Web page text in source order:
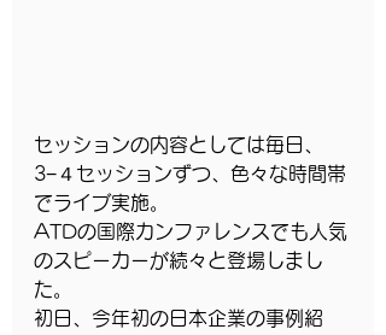
セッションの内容としては毎日、
3−４セッションずつ、色々な時間帯
でライブ実施。
ATDの国際カンファレンスでも人気
のスピーカーが続々と登場しまし
た。
初日、今年初の日本企業の事例紹